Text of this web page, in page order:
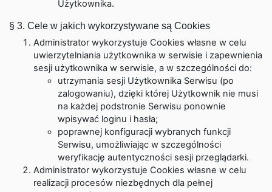
Użytkownika.
§ 3. Cele w jakich wykorzystywane są Cookies
Administrator wykorzystuje Cookies własne w celu
uwierzytelniania użytkownika w serwisie i zapewnienia
sesji użytkownika w serwisie, a w szczególności do:
utrzymania sesji Użytkownika Serwisu (po
zalogowaniu), dzięki której Użytkownik nie musi
na każdej podstronie Serwisu ponownie
wpisywać loginu i hasła;
poprawnej konfiguracji wybranych funkcji
Serwisu, umożliwiając w szczególności
weryfikację autentyczności sesji przeglądarki.
Administrator wykorzystuje Cookies własne w celu
realizacji procesów niezbędnych dla pełnej